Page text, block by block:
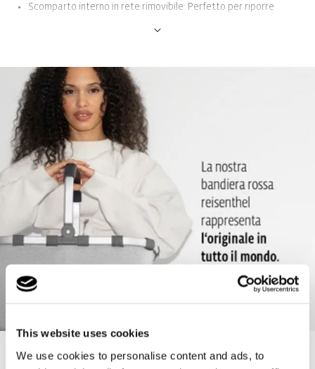
This website uses cookies
We use cookies to personalise content and ads, to
Scomparto interno in rete rimovibile: Perfetto per riporre
Tracolla regolabile con spallacci: Per un comfort ottimale
Manico telescopico estensibile in 2 modalità: Regolabile
singolarmente in base all'altezza del corpo per un uso più
confortevole
Ruote grandi e scorrevoli con cuscinetti a sfera: Facile da tirare,
anche su strade acciottolate
Piastra di fondo solida con piedini per un'altezza libera da terra
del 100%: Protegge dallo sporco e dall'umidità del pavimento
Supporti a clip per il fissaggio al carrello della spesa: In questo
modo il carrello della spesa può essere riposto perfettamente
2 gettoni per il carrello della spesa: Sempre a portata di mano,
per quando non hai monete